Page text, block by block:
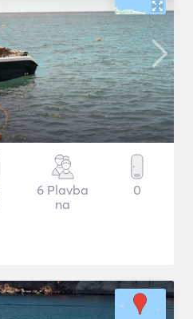
6 Plavba
na
0